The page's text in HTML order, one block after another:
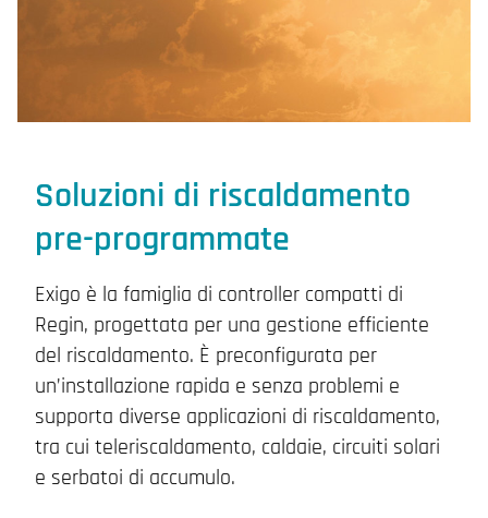
Soluzioni di riscaldamento
pre-programmate
Exigo è la famiglia di controller compatti di
Regin, progettata per una gestione efficiente
del riscaldamento. È preconfigurata per
un’installazione rapida e senza problemi e
supporta diverse applicazioni di riscaldamento,
tra cui teleriscaldamento, caldaie, circuiti solari
e serbatoi di accumulo.